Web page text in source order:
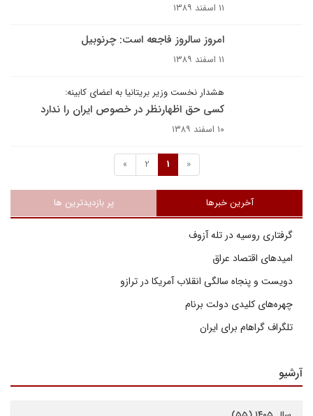
۱۱ اسفند ۱۳۸۹
امروز سالروز فاجعه است: چرنوبيل
۱۱ اسفند ۱۳۸۹
هشدار نخست وزیر بریتانیا به اعضای کابینه:
کسی حق اظهارنظر در خصوص ایران را ندارد
۱۰ اسفند ۱۳۸۹
«
1
2
»
آخرین خبرها پر بازدیدترین ها
گرفتاری روسیه در تله آزوف
امیدهای اقتصاد عراق
دویست و پنجاه سالگی انقلاب آمریکا در ترازو
چهره‌های کلیدی دولت برنام
تلگراف گراهام برای ایران
آرشیو